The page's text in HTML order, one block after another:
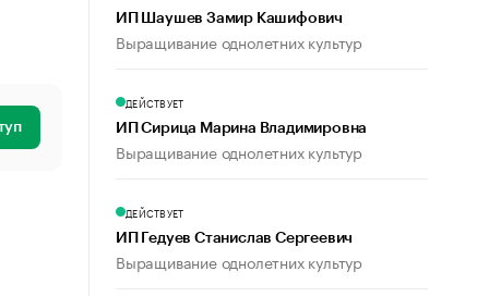
ИП Шаушев Замир Кашифович
Выращивание однолетних культур
ДЕЙСТВУЕТ
ИП Сирица Марина Владимировна
Выращивание однолетних культур
ДЕЙСТВУЕТ
ИП Гедуев Станислав Сергеевич
Выращивание однолетних культур